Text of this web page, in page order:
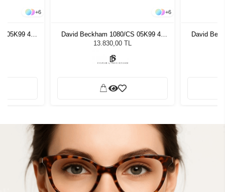
+6
05K99 49
+6
David Beckham 1080/CS 05K99 49
Unisex Güneş Gözlüğü
13.830,00 TL
David